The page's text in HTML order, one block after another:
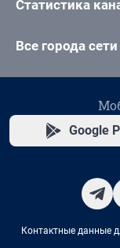
Статистика
Все города сети
Google
Контактные данные